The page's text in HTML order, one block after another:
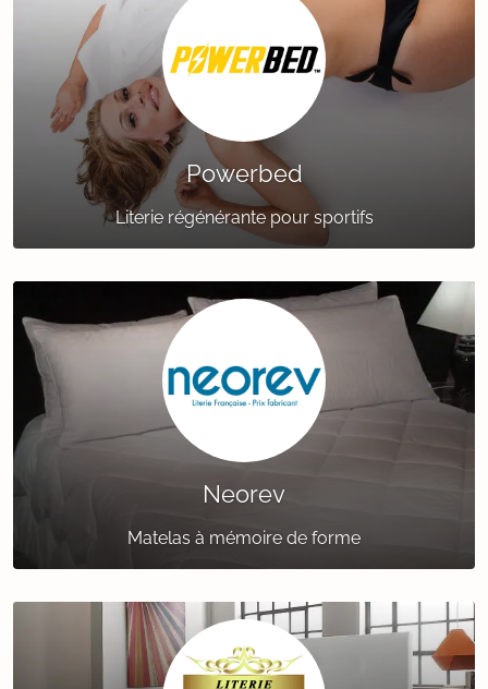
Powerbed
Literie régénérante pour sportifs
Neorev
Matelas à mémoire de forme